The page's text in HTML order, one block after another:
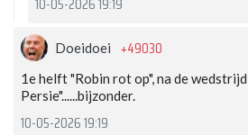
Doeidoei +49030
1e helft "Robin rot op", na de
Persie"......bijzonder.
10-05-2026 19:19